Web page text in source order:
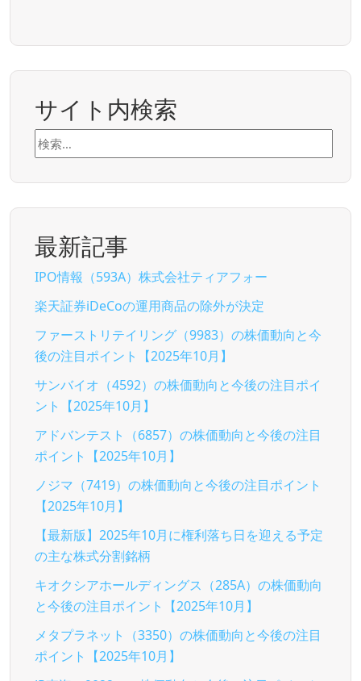
サイト内検索
検
索:
最新記事
IPO情報（593A）株式会社ティアフォー
楽天証券iDeCoの運用商品の除外が決定
ファーストリテイリング（9983）の株価動向と今
後の注目ポイント【2025年10月】
サンバイオ（4592）の株価動向と今後の注目ポイ
ント【2025年10月】
アドバンテスト（6857）の株価動向と今後の注目
ポイント【2025年10月】
ノジマ（7419）の株価動向と今後の注目ポイント
【2025年10月】
【最新版】2025年10月に権利落ち日を迎える予定
の主な株式分割銘柄
キオクシアホールディングス（285A）の株価動向
と今後の注目ポイント【2025年10月】
メタプラネット（3350）の株価動向と今後の注目
ポイント【2025年10月】